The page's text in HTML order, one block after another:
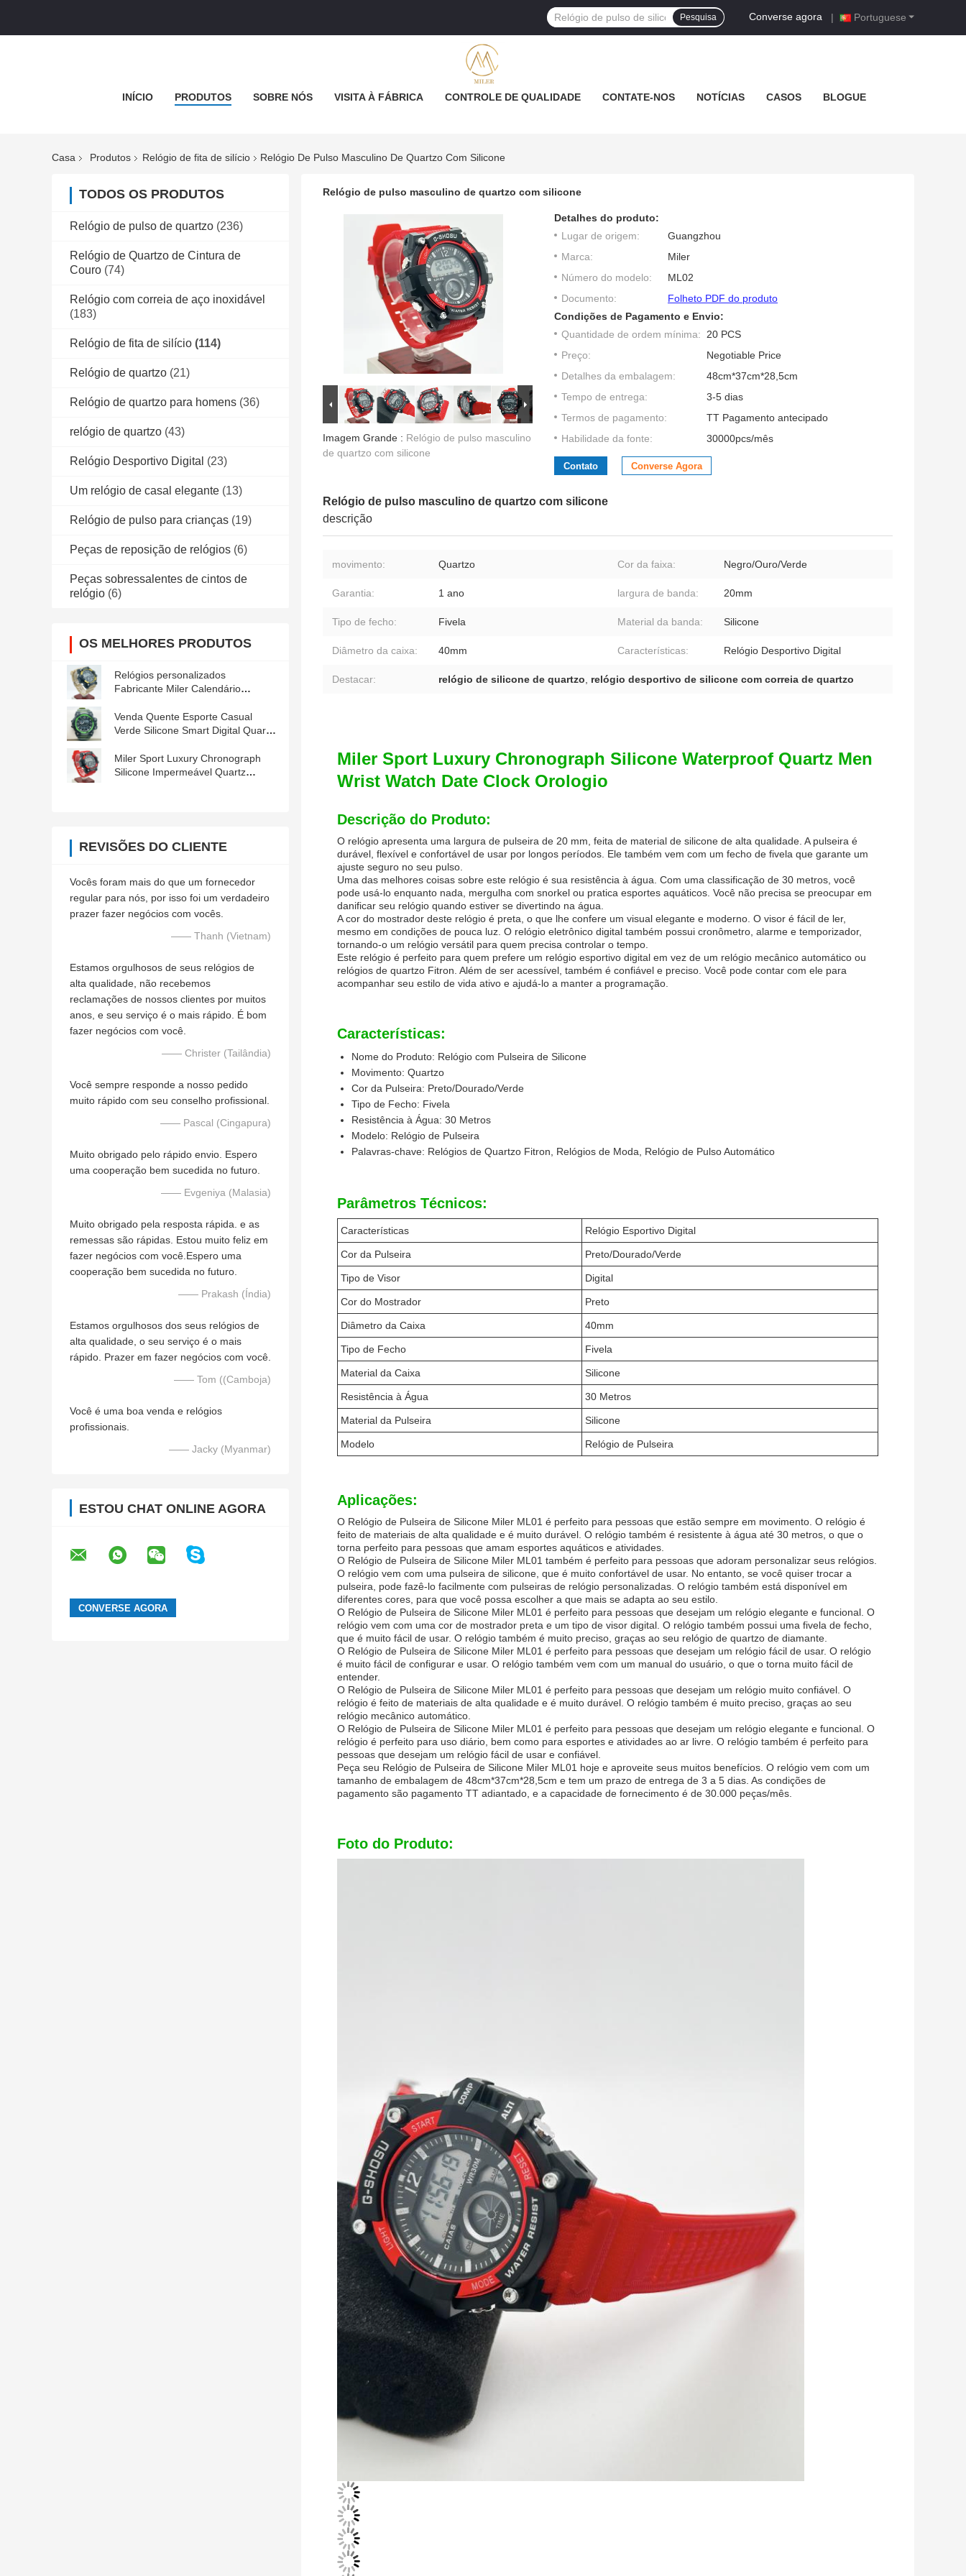
Portuguese
Converse agora |
Pesquisa
INÍCIO PRODUTOS SOBRE NÓS VISITA À FÁBRICA CONTROLE DE QUALIDADE CONTATE-NOS NOTÍCIAS CASOS BLOGUE
Casa Produtos Relógio de fita de silício Relógio De Pulso Masculino De Quartzo Com Silicone
TODOS OS PRODUTOS
Relógio de pulso de quartzo (236)
Relógio de Quartzo de Cintura de
Couro (74)
Relógio com correia de aço inoxidável
(183)
Relógio de fita de silício (114)
Relógio de quartzo (21)
Relógio de quartzo para homens (36)
relógio de quartzo (43)
Relógio Desportivo Digital (23)
Um relógio de casal elegante (13)
Relógio de pulso para crianças (19)
Peças de reposição de relógios (6)
Peças sobressalentes de cintos de
relógio (6)
OS MELHORES PRODUTOS
Relógios personalizados
Fabricante Miler Calendário
água para homens
Venda Quente Esporte Casual
Verde Silicone Smart Digital Quartz
Miler Sport Luxury Chronograph
Silicone Impermeável Quartz
REVISÕES DO CLIENTE
Vocês foram mais do que um fornecedor
regular para nós, por isso foi um verdadeiro
prazer fazer negócios com vocês.
—— Thanh (Vietnam)
Estamos orgulhosos de seus relógios de
alta qualidade, não recebemos
reclamações de nossos clientes por muitos
anos, e seu serviço é o mais rápido. É bom
fazer negócios com você.
—— Christer (Tailândia)
Você sempre responde a nosso pedido
muito rápido com seu conselho profissional.
—— Pascal (Cingapura)
Muito obrigado pelo rápido envio. Espero
uma cooperação bem sucedida no futuro.
—— Evgeniya (Malasia)
Muito obrigado pela resposta rápida. e as
remessas são rápidas. Estou muito feliz em
fazer negócios com você.Espero uma
cooperação bem sucedida no futuro.
—— Prakash (Índia)
Estamos orgulhosos dos seus relógios de
alta qualidade, o seu serviço é o mais
rápido. Prazer em fazer negócios com você.
—— Tom ((Camboja)
Você é uma boa venda e relógios
profissionais.
—— Jacky (Myanmar)
ESTOU CHAT ONLINE AGORA
Relógio de pulso masculino de quartzo com silicone
Imagem Grande : Relógio de pulso masculino
de quartzo com silicone
Detalhes do produto:
Lugar de origem:
Guangzhou
Marca:
Miler
Número do modelo:
ML02
Documento:
Folheto PDF do produto
Condições de Pagamento e Envio:
Quantidade de ordem mínima: 20 PCS
Preço:
Negotiable Price
Detalhes da embalagem:
48cm*37cm*28,5cm
Tempo de entrega:
3-5 dias
Termos de pagamento:
TT Pagamento antecipado
Habilidade da fonte:
30000pcs/mês
Contato Converse Agora
Relógio de pulso masculino de quartzo com silicone
descrição
movimento: Quartzo Cor da faixa: Negro/Ouro/Verde
Garantia: 1 ano largura de banda: 20mm
Tipo de fecho: Fivela Material da banda: Silicone
Diâmetro da caixa: 40mm Características: Relógio Desportivo Digital
Destacar: relógio de silicone de quartzo, relógio desportivo de silicone com correia de quartzo
Miler Sport Luxury Chronograph Silicone Waterproof Quartz Men
Wrist Watch Date Clock Orologio
Descrição do Produto:
O relógio apresenta uma largura de pulseira de 20 mm, feita de material de silicone de alta qualidade. A pulseira é
durável, flexível e confortável de usar por longos períodos. Ele também vem com um fecho de fivela que garante um
ajuste seguro no seu pulso.
Uma das melhores coisas sobre este relógio é sua resistência à água. Com uma classificação de 30 metros, você
pode usá-lo enquanto nada, mergulha com snorkel ou pratica esportes aquáticos. Você não precisa se preocupar em
danificar seu relógio quando estiver se divertindo na água.
A cor do mostrador deste relógio é preta, o que lhe confere um visual elegante e moderno. O visor é fácil de ler,
mesmo em condições de pouca luz. O relógio eletrônico digital também possui cronômetro, alarme e temporizador,
tornando-o um relógio versátil para quem precisa controlar o tempo.
Este relógio é perfeito para quem prefere um relógio esportivo digital em vez de um relógio mecânico automático ou
relógios de quartzo Fitron. Além de ser acessível, também é confiável e preciso. Você pode contar com ele para
acompanhar seu estilo de vida ativo e ajudá-lo a manter a programação.
Características:
Nome do Produto: Relógio com Pulseira de Silicone
Movimento: Quartzo
Cor da Pulseira: Preto/Dourado/Verde
Tipo de Fecho: Fivela
Resistência à Água: 30 Metros
Modelo: Relógio de Pulseira
Palavras-chave: Relógios de Quartzo Fitron, Relógios de Moda, Relógio de Pulso Automático
Parâmetros Técnicos:
Características Relógio Esportivo Digital
Cor da Pulseira Preto/Dourado/Verde
Tipo de Visor Digital
Cor do Mostrador Preto
Diâmetro da Caixa 40mm
Tipo de Fecho Fivela
Material da Caixa Silicone
Resistência à Água 30 Metros
Material da Pulseira Silicone
Modelo Relógio de Pulseira
Aplicações:
O Relógio de Pulseira de Silicone Miler ML01 é perfeito para pessoas que estão sempre em movimento. O relógio é
feito de materiais de alta qualidade e é muito durável. O relógio também é resistente à água até 30 metros, o que o
torna perfeito para pessoas que amam esportes aquáticos e atividades.
O Relógio de Pulseira de Silicone Miler ML01 também é perfeito para pessoas que adoram personalizar seus relógios.
O relógio vem com uma pulseira de silicone, que é muito confortável de usar. No entanto, se você quiser trocar a
pulseira, pode fazê-lo facilmente com pulseiras de relógio personalizadas. O relógio também está disponível em
diferentes cores, para que você possa escolher a que mais se adapta ao seu estilo.
O Relógio de Pulseira de Silicone Miler ML01 é perfeito para pessoas que desejam um relógio elegante e funcional. O
relógio vem com uma cor de mostrador preta e um tipo de visor digital. O relógio também possui uma fivela de fecho,
que é muito fácil de usar. O relógio também é muito preciso, graças ao seu relógio de quartzo de diamante.
O Relógio de Pulseira de Silicone Miler ML01 é perfeito para pessoas que desejam um relógio fácil de usar. O relógio
é muito fácil de configurar e usar. O relógio também vem com um manual do usuário, o que o torna muito fácil de
entender.
O Relógio de Pulseira de Silicone Miler ML01 é perfeito para pessoas que desejam um relógio muito confiável. O
relógio é feito de materiais de alta qualidade e é muito durável. O relógio também é muito preciso, graças ao seu
relógio mecânico automático.
O Relógio de Pulseira de Silicone Miler ML01 é perfeito para pessoas que desejam um relógio elegante e funcional. O
relógio é perfeito para uso diário, bem como para esportes e atividades ao ar livre. O relógio também é perfeito para
pessoas que desejam um relógio fácil de usar e confiável.
Peça seu Relógio de Pulseira de Silicone Miler ML01 hoje e aproveite seus muitos benefícios. O relógio vem com um
tamanho de embalagem de 48cm*37cm*28,5cm e tem um prazo de entrega de 3 a 5 dias. As condições de
pagamento são pagamento TT adiantado, e a capacidade de fornecimento é de 30.000 peças/mês.
Foto do Produto: